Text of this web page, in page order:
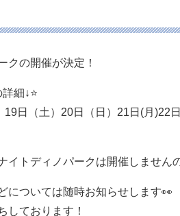
クの開催が決定！
細↓⭐️
日（土）20日（日）21日(月)22
トディノパークは開催しません
については随時お知らせします👀
しております！